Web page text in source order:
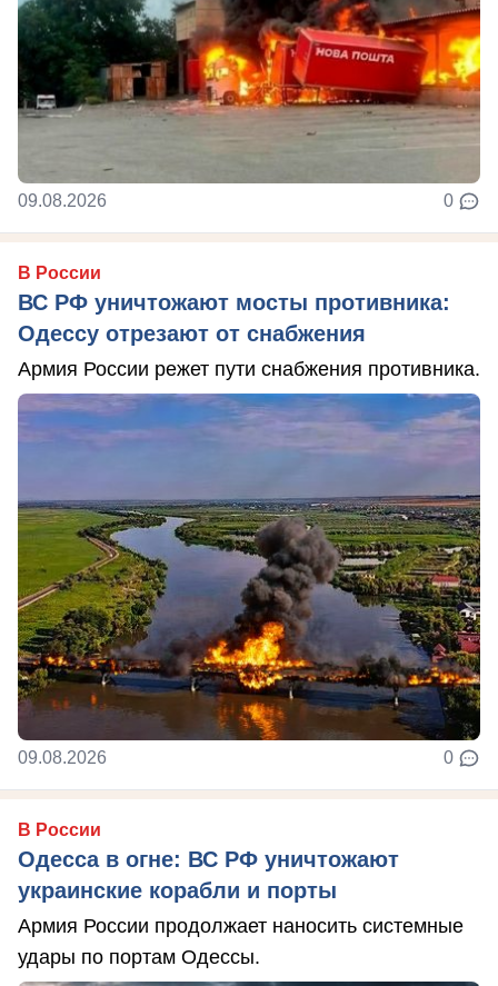
09.08.2026 0
В России
ВС РФ уничтожают мосты противника:
Одессу отрезают от снабжения
Армия России режет пути снабжения противника.
09.08.2026 0
В России
Одесса в огне: ВС РФ уничтожают
украинские корабли и порты
Армия России продолжает наносить системные
удары по портам Одессы.